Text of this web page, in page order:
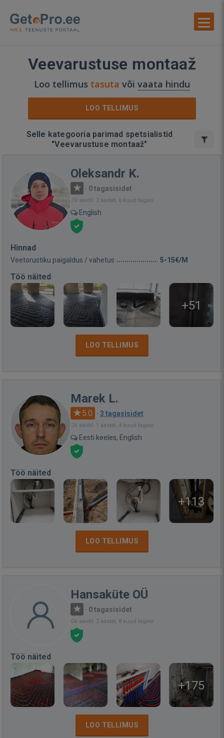
Veevarustuse montaaž
Loo tellimus tasuta või vaata hindu
LOO TELLIMUS
Selle kategooria parimad spetsialistid
"Veevarustuse montaaž"
Oleksandr K.
· 0 tagasisidet
Oli saidil: 2 aastat, 6 kuud tagasi
English
Hinnad
Veetorustiku paigaldus / vahetus 5-15€/M
Töö näited
+51
LOO TELLIMUS
Marek L.
5.0 · 3 tagasisidet
Oli saidil: 1 aastat, 4 kuud tagasi
Eesti keeles, English
Töö näited
+113
LOO TELLIMUS
Hansaküte OÜ
· 0 tagasisidet
Oli saidil: 2 aastat, 8 kuud tagasi
Töö näited
+175
LOO TELLIMUS